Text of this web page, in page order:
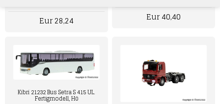
Eur 28,24 Eur 40,40
Kibri 21232 Bus Setra S 415 UL.
Fertigmodell, H0